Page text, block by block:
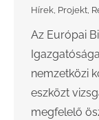
Hírek, Projekt,
Az Európai
nemzetközi
eszközt
megfelelő